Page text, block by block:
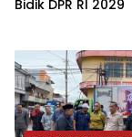
Bidik DPR RI 2029